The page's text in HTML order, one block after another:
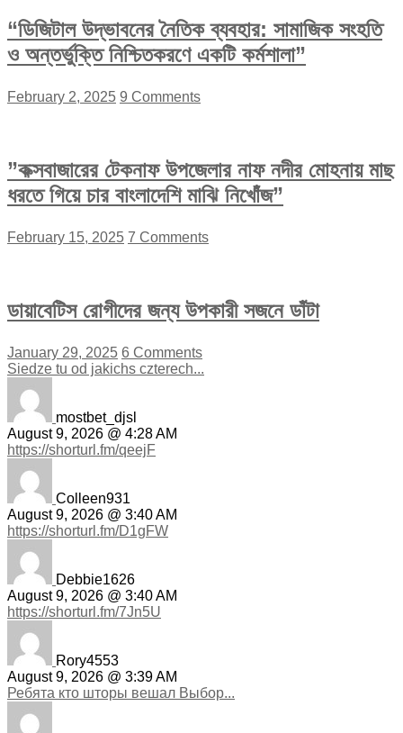
“ডিজিটাল উদ্ভাবনের নৈতিক ব্যবহার: সামাজিক সংহতি
ও অন্তর্ভুক্তি নিশ্চিতকরণে একটি কর্মশালা”
February 2, 2025 9 Comments
”কক্সবাজারের টেকনাফ উপজেলার নাফ নদীর মোহনায় মাছ
ধরতে গিয়ে চার বাংলাদেশি মাঝি নিখোঁজ”
February 15, 2025 7 Comments
ডায়াবেটিস রোগীদের জন্য উপকারী সজনে ডাঁটা
January 29, 2025 6 Comments
Siedze tu od jakichs czterech...
mostbet_djsl
August 9, 2026 @ 4:28 AM
https://shorturl.fm/qeejF
Colleen931
August 9, 2026 @ 3:40 AM
https://shorturl.fm/D1gFW
Debbie1626
August 9, 2026 @ 3:40 AM
https://shorturl.fm/7Jn5U
Rory4553
August 9, 2026 @ 3:39 AM
Ребята кто шторы вешал Выбор...